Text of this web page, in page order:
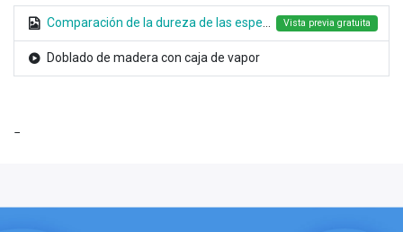
Vista previa gratuita
Doblado de madera con caja de vapor